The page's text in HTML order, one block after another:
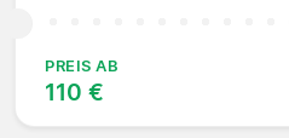
PREIS AB
110 €